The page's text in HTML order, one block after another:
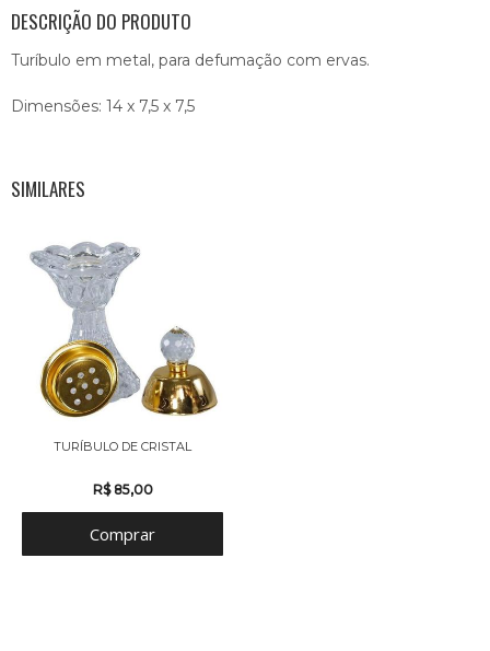
DESCRIÇÃO DO PRODUTO
Turíbulo em metal, para defumação com ervas.
Dimensões: 14 x 7,5 x 7,5
SIMILARES
TURÍBULO DE CRISTAL
R$ 85,00
Comprar